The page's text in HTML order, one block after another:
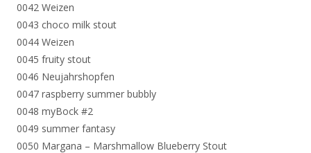
0042 Weizen
0043 choco milk stout
0044 Weizen
0045 fruity stout
0046 Neujahrshopfen
0047 raspberry summer bubbly
0048 myBock #2
0049 summer fantasy
0050 Margana – Marshmallow Blueberry Stout